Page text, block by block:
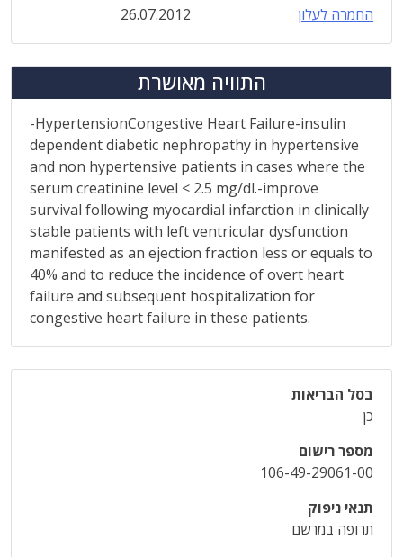
החמרה לעלון
26.07.2012
התוויה מאושרת
-HypertensionCongestive Heart Failure-insulin
dependent diabetic nephropathy in hypertensive
and non hypertensive patients in cases where the
serum creatinine level < 2.5 mg/dl.-improve
survival following myocardial infarction in clinically
stable patients with left ventricular dysfunction
manifested as an ejection fraction less or equals to
40% and to reduce the incidence of overt heart
failure and subsequent hospitalization for
congestive heart failure in these patients.
בסל הבריאות
כן
מספר רישום
106-49-29061-00
תנאי ניפוק
תרופה במרשם